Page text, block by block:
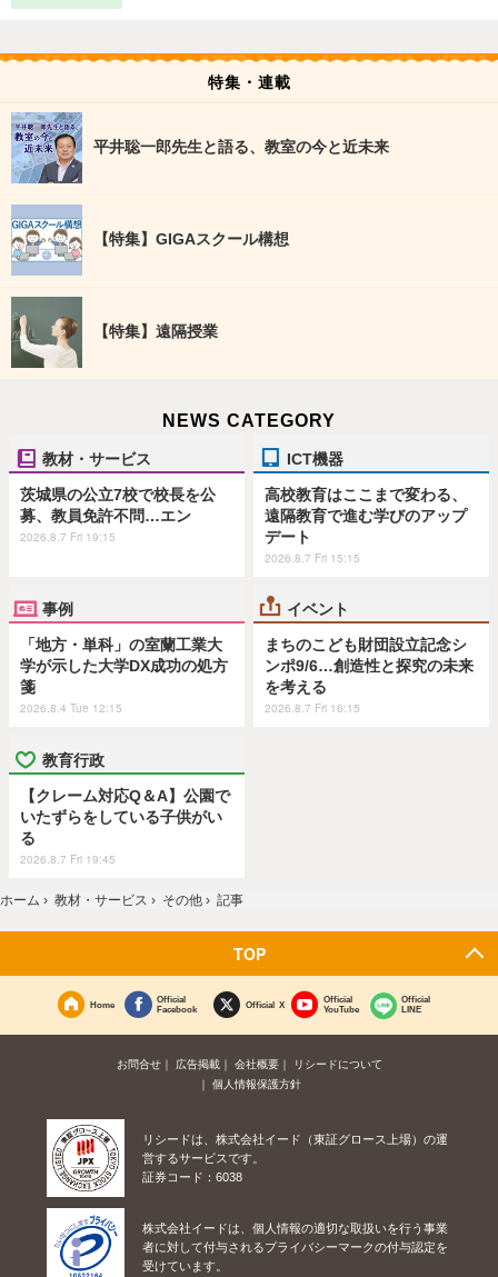
特集・連載
平井聡一郎先生と語る、教室の今と近未来
【特集】GIGAスクール構想
【特集】遠隔授業
NEWS CATEGORY
教材・サービス
茨城県の公立7校で校長を公
募、教員免許不問…エン
2026.8.7 Fri 19:15
ICT機器
高校教育はここまで変わる、
遠隔教育で進む学びのアップ
デート
2026.8.7 Fri 15:15
事例
「地方・単科」の室蘭工業大
学が示した大学DX成功の処方
箋
2026.8.4 Tue 12:15
イベント
まちのこども財団設立記念シ
ンポ9/6…創造性と探究の未来
を考える
2026.8.7 Fri 16:15
教育行政
【クレーム対応Q＆A】公園で
いたずらをしている子供がい
る
2026.8.7 Fri 19:45
ホーム › 教材・サービス › その他 › 記事
TOP
Home
Official
Facebook
Official X
Official
YouTube
Official
LINE
お問合せ 広告掲載 会社概要
リシードについて
個人情報保護方針
リシードは、株式会社イード（東証グロース上場）の運
営するサービスです。
証券コード：6038
株式会社イードは、個人情報の適切な取扱いを行う事業
者に対して付与されるプライバシーマークの付与認定を
受けています。